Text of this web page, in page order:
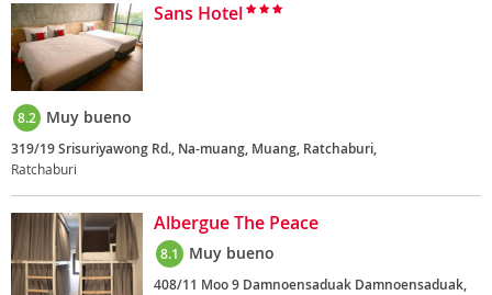
Sans Hotel
8.2 Muy bueno
319/19 Srisuriyawong Rd., Na-muang, Muang, Ratchaburi,
Ratchaburi
Albergue The Peace
8.1 Muy bueno
408/11 Moo 9 Damnoensaduak Damnoensaduak,